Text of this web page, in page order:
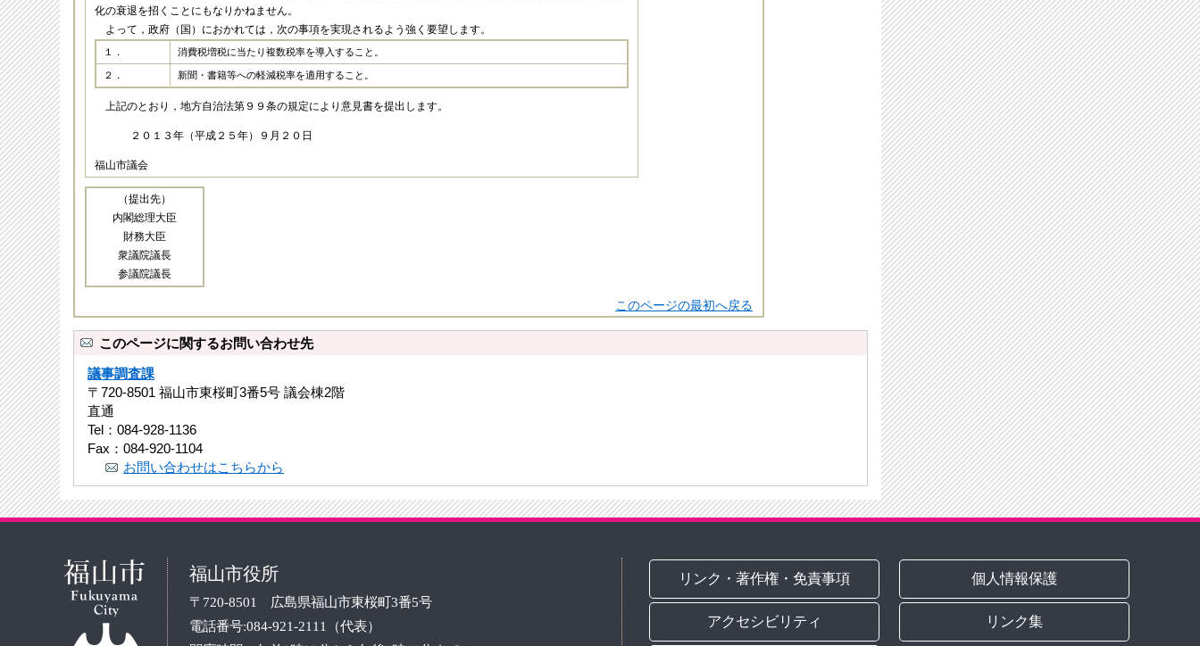
化の衰退を招くことにもなりかねません。
よって，政府（国）におかれては，次の事項を実現されるよう強く要望します。
１． 消費税増税に当たり複数税率を導入すること。
２． 新聞・書籍等への軽減税率を適用すること。
上記のとおり，地方自治法第９９条の規定により意見書を提出します。
２０１３年（平成２５年）９月２０日
福山市議会
（提出先）
内閣総理大臣
財務大臣
衆議院議長
参議院議長
このページの最初へ戻る
このページに関するお問い合わせ先
議事調査課
〒720-8501 福山市東桜町3番5号 議会棟2階
直通
Tel：084-928-1136
Fax：084-920-1104
お問い合わせはこちらから
福山市役所
〒720-8501 広島県福山市東桜町3番5号
電話番号:084-921-2111（代表）
リンク・著作権・免責事項 個人情報保護
アクセシビリティ リンク集